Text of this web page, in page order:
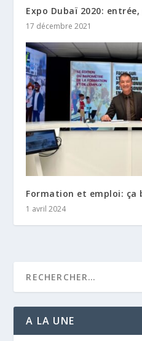
Expo Dubaï 2020:
17 décembre 2021
Formation et emploi: ça
1 avril 2024
A LA UNE